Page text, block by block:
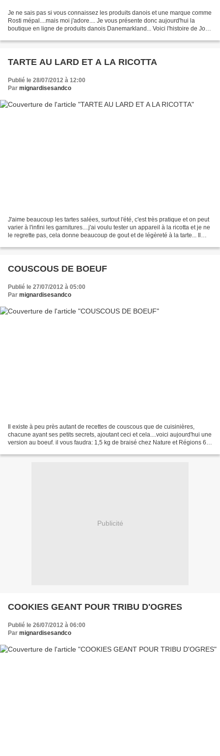
Je ne sais pas si vous connaissez les produits danois et une marque comme
Rosti mépal....mais moi j'adore.... Je vous présente donc aujourd'hui la
boutique en ligne de produits danois Danemarkland... Voici l'histoire de Joël
TARTE AU LARD ET A LA RICOTTA
Publié le 28/07/2012 à 12:00
Par mignardisesandco
J'aime beaucoup les tartes salées, surtout l'été, c'est très pratique et on peut
varier à l'infini les garnitures....j'ai voulu tester un appareil à la ricotta et je ne
le regrette pas, cela donne beaucoup de gout et de légèreté à la tarte... Il
COUSCOUS DE BOEUF
Publié le 27/07/2012 à 05:00
Par mignardisesandco
Il existe à peu près autant de recettes de couscous que de cuisinières,
chacune ayant ses petits secrets, ajoutant ceci et cela....voici aujourd'hui une
version au boeuf. il vous faudra: 1,5 kg de braisé chez Nature et Régions 6
Publicité
COOKIES GEANT POUR TRIBU D'OGRES
Publié le 26/07/2012 à 06:00
Par mignardisesandco